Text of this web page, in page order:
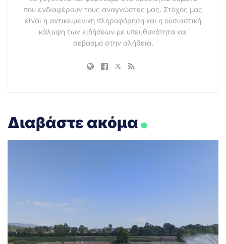
που ενδιαφέρουν τους αναγνώστες μας. Στόχος μας
είναι η αντικειμενική πληροφόρηση και η ουσιαστική
κάλυψη των ειδήσεων με υπευθυνότητα και
σεβασμό στην αλήθεια.
Διαβάστε ακόμα.